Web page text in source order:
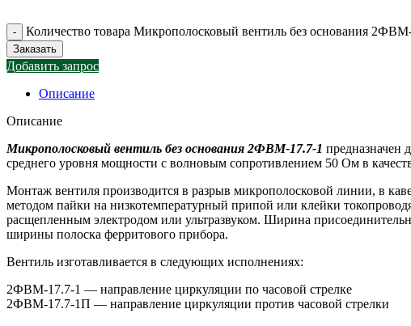
Количество товара Микрополосковый вентиль без основания
Заказать
Добавить запрос
Описание
Описание
Микрополосковый вентиль без основания 2ФВМ-17.7-1 предназначен
среднего уровня мощности с волновым сопротивлением 50 Ом в
Монтаж вентиля производится в разрыв микрополосковой линии, в
методом пайки на низкотемпературный припой или клейки
расщепленным электродом или ультразвуком. Ширина
ширины полоска ферритового прибора.
Вентиль изготавливается в следующих исполнениях:
2ФВМ-17.7-1 — направление циркуляции по часовой стрелке
2ФВМ-17.7-1П — направление циркуляции против часовой стрелки